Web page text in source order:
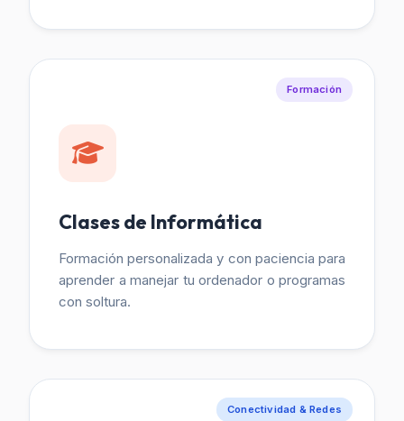
Formación
Clases de Informática
Formación personalizada y con paciencia para
aprender a manejar tu ordenador o programas
con soltura.
Conectividad & Redes